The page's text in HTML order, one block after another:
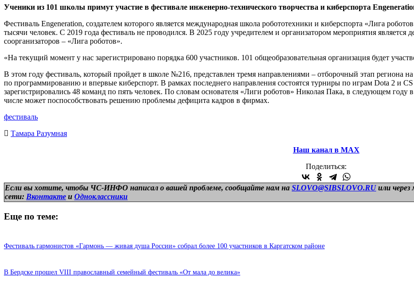
Ученики из 101 школы примут участие в фестивале инженерно-технического творчества и киберспорта
Фестиваль Engeneration, создателем которого является международная школа робототехники и киберспорта «Лига
тысячи человек. С 2019 года фестиваль не проводился. В 2025 году учредителем и организатором мероприятия является
соорганизаторов – «Лига роботов».
«На текущий момент у нас зарегистрировано порядка 600 участников. 101 общеобразовательная организация будет
В этом году фестиваль, который пройдет в школе №216, представлен тремя направлениями – отборочный этап региона
по программированию и впервые киберспорт. В рамках последнего направления состоятся турниры по играм Dota 2 и
зарегистрировались 48 команд по пять человек. По словам основателя «Лиги роботов» Николая Пака, в следующем году
числе может поспособствовать решению проблемы дефицита кадров в фирмах.
фестиваль
Тамара Разумная
Наш канал в МАХ
Поделиться:
Если вы хотите, чтобы ЧС-ИНФО написал о вашей проблеме, сообщайте нам на SLOVO@SIBSLOVO.RU или
сети: Вконтакте и Одноклассники
Еще по теме:
Фестиваль гармонистов «Гармонь — живая душа России» собрал более 100 участников в Каргатском районе
В Бердске прошел VIII православный семейный фестиваль «От мала до велика»